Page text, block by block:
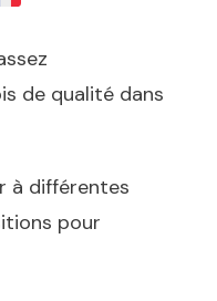
de qualité dans
à différentes
pour